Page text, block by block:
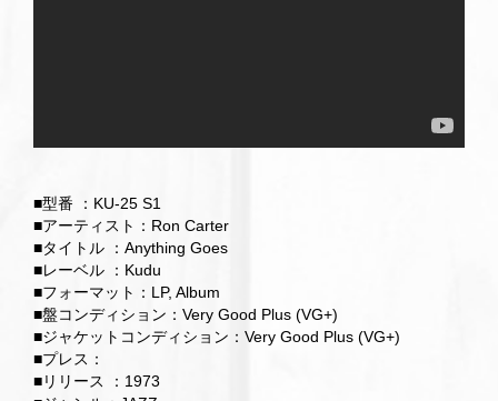
■型番 ：KU-25 S1
■アーティスト：Ron Carter
■タイトル ：Anything Goes
■レーベル ：Kudu
■フォーマット：LP, Album
■盤コンディション：Very Good Plus (VG+)
■ジャケットコンディション：Very Good Plus (VG+)
■プレス：
■リリース ：1973